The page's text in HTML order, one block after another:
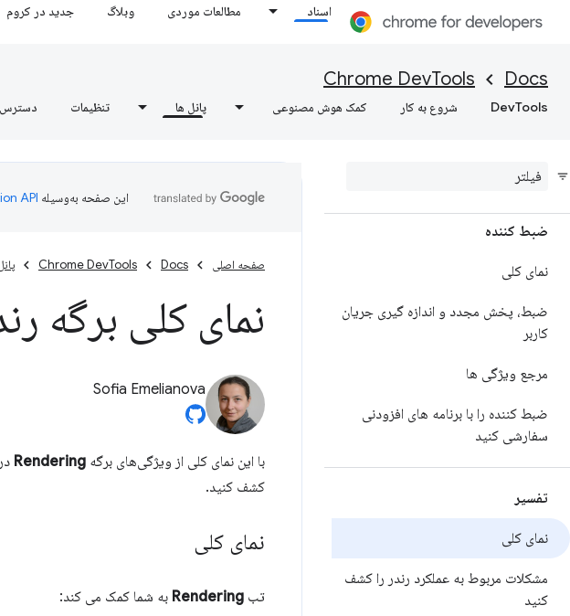
اسناد مطالعات موردی وبلاگ جدید در کروم
Docs
Chrome DevTools
DevTools شروع به کار کمک هوش مصنوعی پانل ها تنظیمات
اشکال زدایی خدمات پس زمینه
مشاهده داده های کش برنامه
ضبط کننده
نمای کلی
ضبط، پخش مجدد و اندازه گیری جریان
کاربر
مرجع ویژگی ها
ضبط کننده را با برنامه های افزودنی
سفارشی کنید
تفسیر
نمای کلی
مشکلات مربوط به عملکرد رندر را کشف
کنید
این صفحه به‌وسیله
صفحه اصلی Docs
Chrome DevTools
نمای کلی برگه
Sofia Emelianova
با این نمای کلی از ویژگی‌های برگه Rendering
کشف کنید.
نمای کلی
تب Rendering به شما کمک می کند: